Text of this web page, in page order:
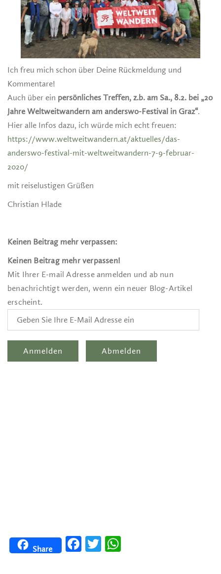
Ich freu mich schon über Deine Rückmeldung und
Kommentare!
Auch über ein persönliches Treffen, z.b. am Sa., 8.2. bei „20
Jahre Weltweitwandern am anderswo-Festival in Graz“.
Hier alle Infos dazu, ich würde mich echt freuen:
https://www.weltweitwandern.at/aktuelles/das-
anderswo-festival-mit-weltweitwandern-7-9-februar-
2020/
mit reiselustigen Grüßen
Christian Hlade
Keinen Beitrag mehr verpassen:
Keinen Beitrag mehr verpassen!
Mit Ihrer E-mail Adresse anmelden und ab nun
benachrichtigt werden, wenn ein neuer Blog-Artikel
erscheint.
Share
FacebookTwitter